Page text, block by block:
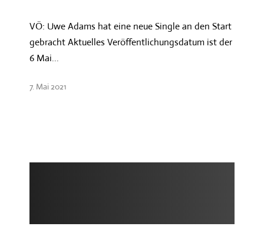
VÖ: Uwe Adams hat eine neue Single an den Start
gebracht Aktuelles Veröffentlichungsdatum ist der
6 Mai...
7. Mai 2021